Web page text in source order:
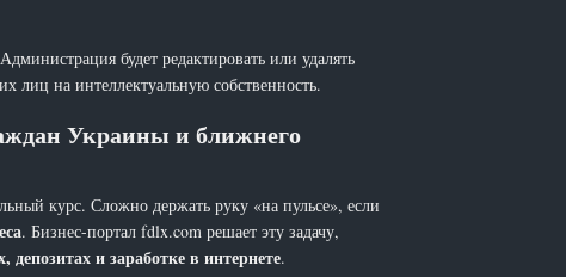
будет редактировать или удалять
лиц на интеллектуальную собственность.
Украины и ближнего
курс. Сложно держать руку «на пульсе», если
. Бизнес-портал fdlx.com решает эту задачу,
и заработке в интернете.